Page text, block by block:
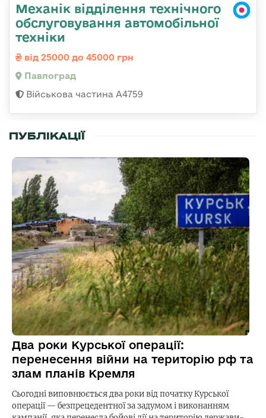
Механік відділення технічного
обслуговування автомобільної
техніки
від 25000 до 45000 грн
Павлоград
Військова частина А4759
ПУБЛІКАЦІЇ
Два роки Курської операції:
перенесення війни на територію рф та
злам планів Кремля
Сьогодні виповнюється два роки від початку Курської
операції — безпрецедентної за задумом і виконанням